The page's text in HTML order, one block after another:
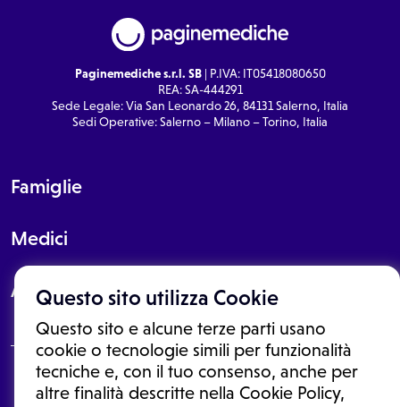
Questo sito utilizza Cookie
Questo sito e alcune terze parti usano
cookie o tecnologie simili per funzionalità
tecniche e, con il tuo consenso, anche per
altre finalità descritte nella Cookie Policy,
Paginemediche s.r.l. SB| P.IVA: IT05418080650
REA: SA-444291
Sede Legale: Via San Leonardo 26, 84131 Salerno, Italia
Sedi Operative: Salerno – Milano – Torino, Italia
Famiglie
Medici
About
Le informazioni proposte in questo sito non sono un consulto medico.
In nessun caso, queste informazioni sostituiscono un consulto, una